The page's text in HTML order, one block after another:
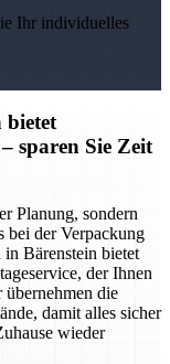
Ihr individuelles
bietet
sparen Sie Zeit
Planung, sondern
bei der Verpackung
Bärenstein bietet
der Ihnen
die
damit alles sicher
wieder